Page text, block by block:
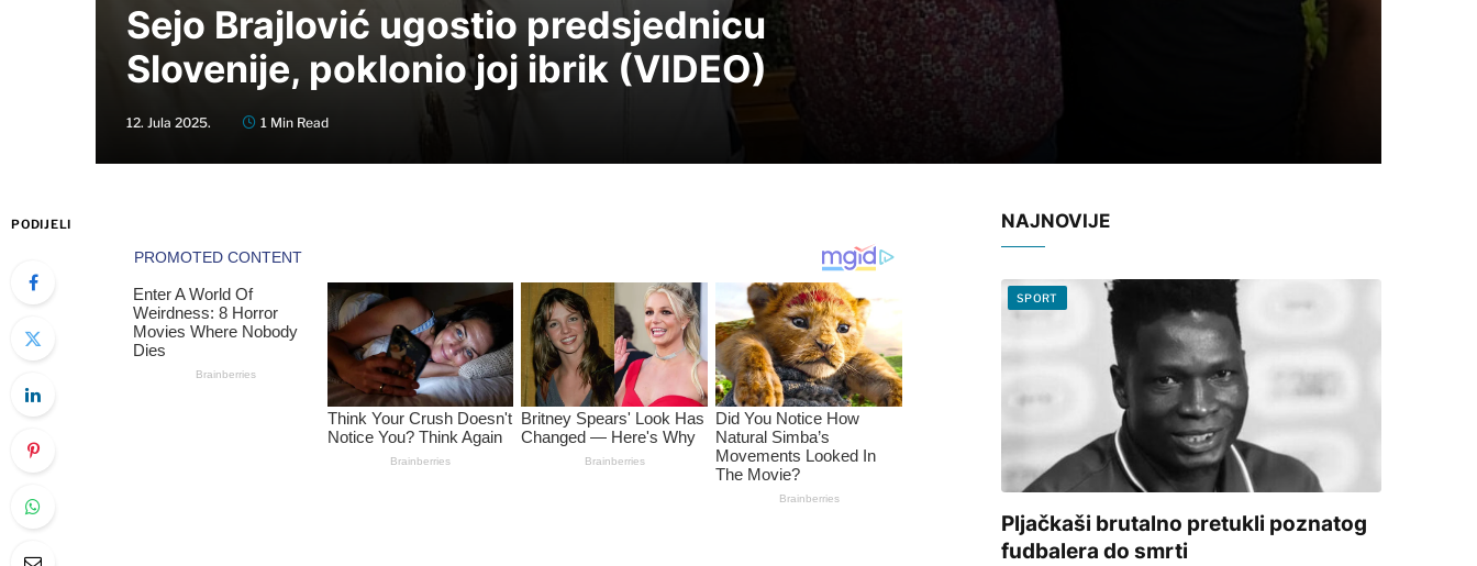
Sejo Brajlović ugostio predsjednicu
Slovenije, poklonio joj ibrik (VIDEO)
12. Jula 2025. 1 Min Read
PODIJELI NAJNOVIJE
SPORT
Pljačkaši brutalno pretukli poznatog
fudbalera do smrti